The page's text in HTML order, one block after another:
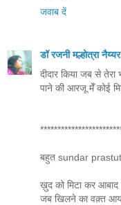
जवाब दें
डॉ रजनी मल्होत्रा
दीदार किया जब से तेरा
पाने की आरजू मेँ कोई
बहुत sundar
ख़ुद को मिटा कर आबाद
जब खिलने का वक़्त आया